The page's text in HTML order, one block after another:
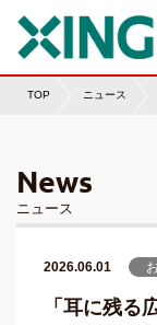
TOP ニュース
News
ニュース
2026.06.01
「耳に残る